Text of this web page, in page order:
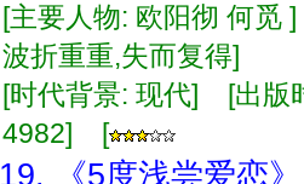
[主要人物: 欧阳彻 何
波折重重,失而复得]
[时代背景: 现代] [出
4982] [
19. 《5度浅尝爱恋》